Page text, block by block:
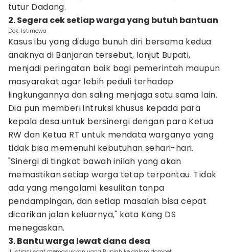
tutur Dadang.
2. Segera cek setiap warga yang butuh bantuan
Dok. Istimewa
Kasus ibu yang diduga bunuh diri bersama kedua
anaknya di Banjaran tersebut, lanjut Bupati,
menjadi peringatan baik bagi pemerintah maupun
masyarakat agar lebih peduli terhadap
lingkungannya dan saling menjaga satu sama lain.
Dia pun memberi intruksi khusus kepada para
kepala desa untuk bersinergi dengan para Ketua
RW dan Ketua RT untuk mendata warganya yang
tidak bisa memenuhi kebutuhan sehari-hari.
"Sinergi di tingkat bawah inilah yang akan
memastikan setiap warga tetap terpantau. Tidak
ada yang mengalami kesulitan tanpa
pendampingan, dan setiap masalah bisa cepat
dicarikan jalan keluarnya," kata Kang DS
menegaskan.
3. Bantu warga lewat dana desa